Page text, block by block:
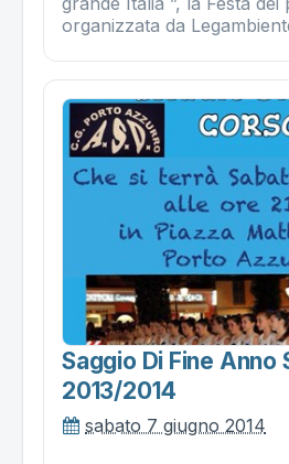
organizzata da
Saggio Di Fine Anno
2013/2014
sabato 7 giugno 2014